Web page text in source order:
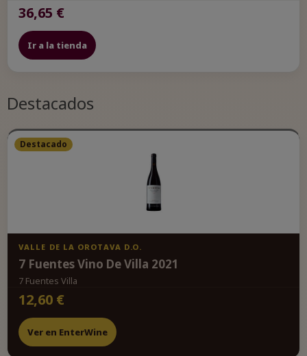
36,65 €
Ir a la tienda
Destacados
Destacado
VALLE DE LA OROTAVA D.O.
7 Fuentes Vino De Villa 2021
7 Fuentes Villa
12,60 €
Ver en EnterWine